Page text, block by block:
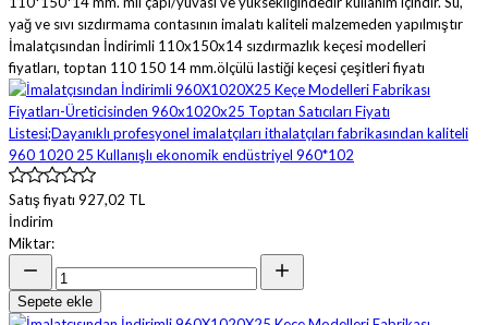
yağ ve sıvı sızdırmama contasının imalatı kaliteli malzemeden yapılmıştır
İmalatçısından İndirimli 110x150x14 sızdırmazlık keçesi modelleri
fiyatları, toptan 110 150 14 mm.ölçülü lastiği keçesi çeşitleri fiyatı
Satış fiyatı 927,02 TL
İndirim
Miktar:
Sepete ekle